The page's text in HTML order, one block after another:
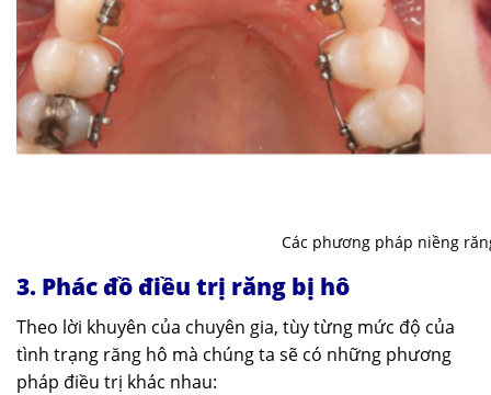
Các phương pháp niềng
3. Phác đồ điều trị răng bị hô
Theo lời khuyên của chuyên gia, tùy từng mức độ của
tình trạng răng hô mà chúng ta sẽ có những phương
pháp điều trị khác nhau: